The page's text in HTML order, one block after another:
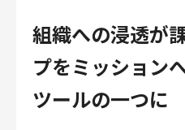
組織への浸透が
プをミッション
ツールの一つに